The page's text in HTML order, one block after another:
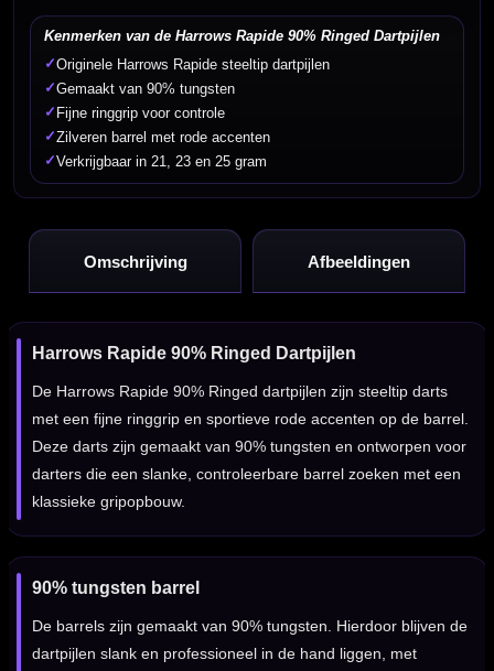
Kenmerken van de Harrows Rapide 90% Ringed Dartpijlen
✓Originele Harrows Rapide steeltip dartpijlen
✓Gemaakt van 90% tungsten
✓ Fijne ringgrip voor controle
✓Zilveren barrel met rode accenten
✓Verkrijgbaar in 21, 23 en 25 gram
Omschrijving Afbeeldingen
Harrows Rapide 90% Ringed Dartpijlen
De Harrows Rapide 90% Ringed dartpijlen zijn steeltip darts
met een fijne ringgrip en sportieve rode accenten op de barrel.
Deze darts zijn gemaakt van 90% tungsten en ontworpen voor
darters die een slanke, controleerbare barrel zoeken met een
klassieke gripopbouw.
90% tungsten barrel
De barrels zijn gemaakt van 90% tungsten. Hierdoor blijven de
dartpijlen slank en professioneel in de hand liggen, met